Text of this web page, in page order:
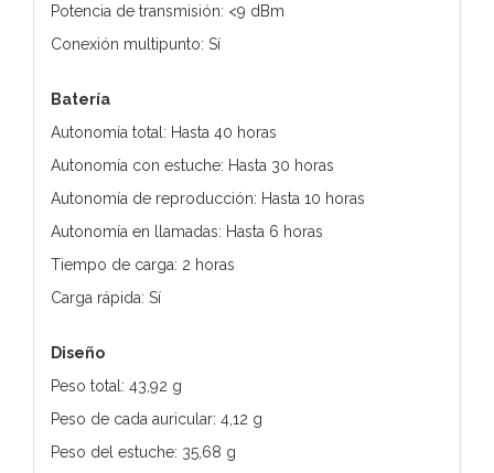
Potencia de transmisión: <9 dBm
Conexión multipunto: Sí
Batería
Autonomía total: Hasta 40 horas
Autonomía con estuche: Hasta 30 horas
Autonomía de reproducción: Hasta 10 horas
Autonomía en llamadas: Hasta 6 horas
Tiempo de carga: 2 horas
Carga rápida: Sí
Diseño
Peso total: 43,92 g
Peso de cada auricular: 4,12 g
Peso del estuche: 35,68 g